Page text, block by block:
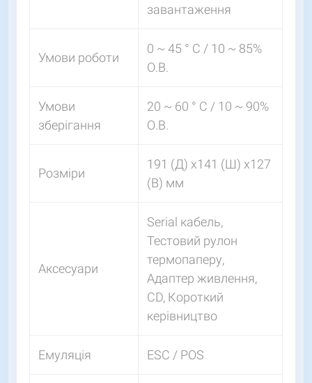
завантаження
Умови роботи
0 ~ 45 ° C / 10 ~ 85%
О.В.
Умови
зберігання
20 ~ 60 ° C / 10 ~ 90%
О.В.
Розміри
191 (Д) x141 (Ш) x127
(В) мм
Аксесуари
Serial кабель,
Тестовий рулон
термопаперу,
Адаптер живлення,
CD, Короткий
керівництво
Емуляція ESC / POS